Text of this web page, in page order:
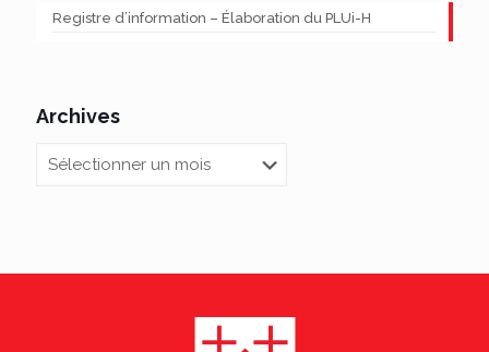
Registre d’information – Élaboration du PLUi-H
Archives
Archives